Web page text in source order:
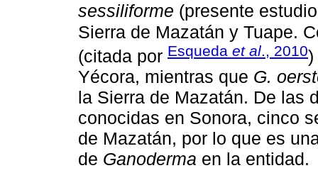
sessiliforme (presente
Sierra de Mazatán y Tuape.
(citada por Esqueda et al ., 2010)
Yécora, mientras que G.
la Sierra de Mazatán. De las
conocidas en Sonora, cinco
de Mazatán, por lo que es
de Ganoderma en la entidad.